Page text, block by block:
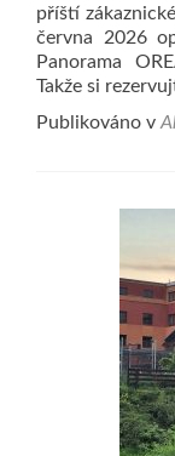
příští
června 2026
Panorama
Takže si
Publikováno v